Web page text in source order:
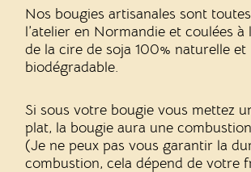
Nos bougies artisanales sont
l’atelier en Normandie et coulées à
de la cire de soja 100% naturelle et
biodégradable.
Si sous votre bougie vous mettez
plat, la bougie aura une
(Je ne peux pas vous garantir la
combustion, cela dépend de votre